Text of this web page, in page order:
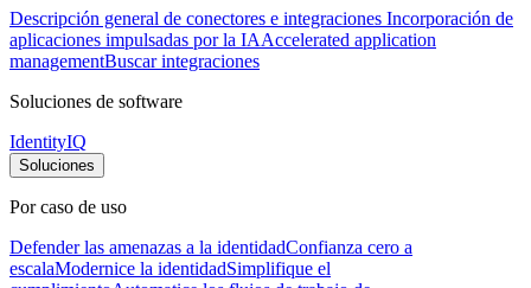
Descripción general de conectores e integraciones Incorporación de
aplicaciones impulsadas por la IAAccelerated application
managementBuscar integraciones
Soluciones de software
IdentityIQ
Soluciones
Por caso de uso
Defender las amenazas a la identidadConfianza cero a
escalaModernice la identidadSimplifique el